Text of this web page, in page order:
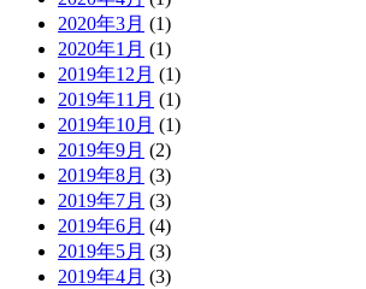
2020年3月 (1)
2020年1月 (1)
2019年12月 (1)
2019年11月 (1)
2019年10月 (1)
2019年9月 (2)
2019年8月 (3)
2019年7月 (3)
2019年6月 (4)
2019年5月 (3)
2019年4月 (3)